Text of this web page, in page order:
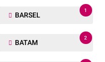
BARSEL
1
BATAM
2